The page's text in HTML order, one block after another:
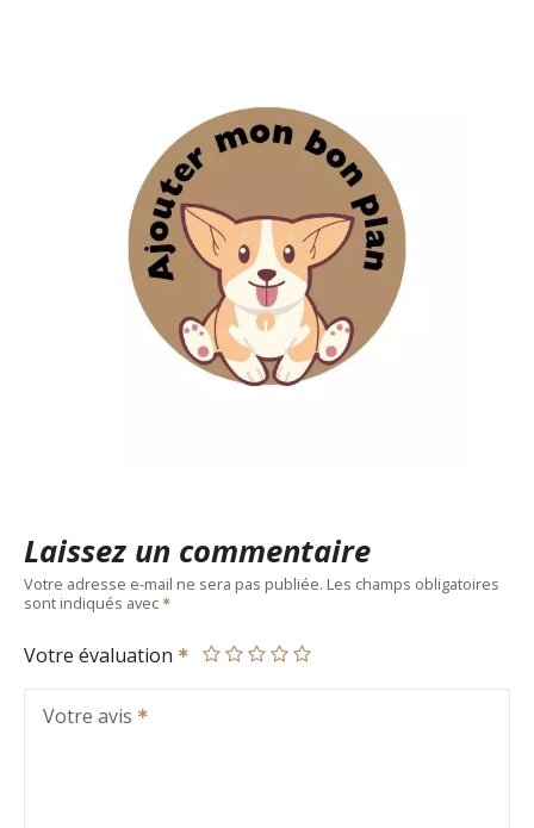
Laissez un commentaire
Votre adresse e-mail ne sera pas publiée. Les champs obligatoires
sont indiqués avec
Votre évaluation
Votre avis